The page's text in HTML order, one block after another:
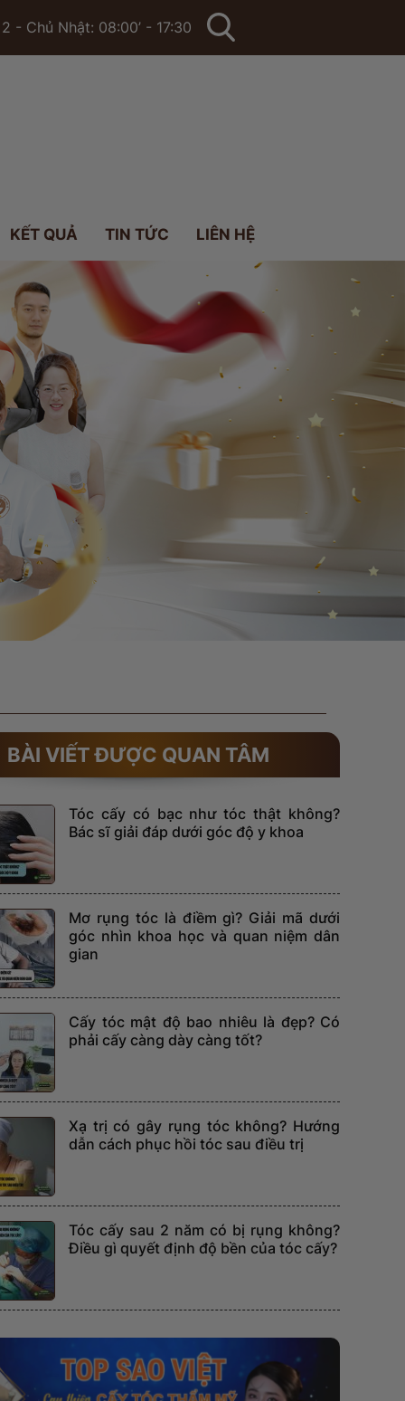
- Chủ Nhật: 08:00’ - 17:30
KẾT QUẢ TIN TỨC LIÊN HỆ
BÀI VIẾT ĐƯỢC QUAN TÂM
Tóc cấy có bạc như tóc thật không?
Bác sĩ giải đáp dưới góc độ y khoa
Mơ rụng tóc là điềm gì? Giải mã dưới
góc nhìn khoa học và quan niệm dân
gian
Cấy tóc mật độ bao nhiêu là đẹp? Có
phải cấy càng dày càng tốt?
Xạ trị có gây rụng tóc không? Hướng
dẫn cách phục hồi tóc sau điều trị
Tóc cấy sau 2 năm có bị rụng không?
Điều gì quyết định độ bền của tóc cấy?